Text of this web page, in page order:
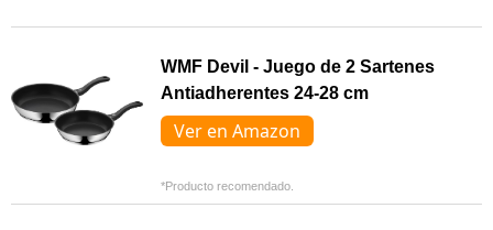
WMF Devil - Juego de 2 Sartenes
Antiadherentes 24-28 cm
Ver en Amazon
*Producto recomendado.